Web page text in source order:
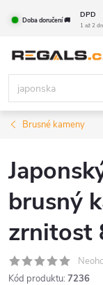
Doba doručení 🚚
DPD
1 až 2
Brusné kameny
brusný
zrnitost
Kód produktu: 7236